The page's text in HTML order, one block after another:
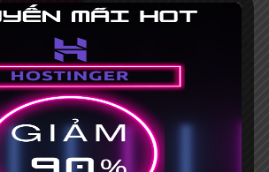
Mã giảm giá 123Host 15% khi mua
shared hosting
MÃ GIẢM GIÁ No Expires